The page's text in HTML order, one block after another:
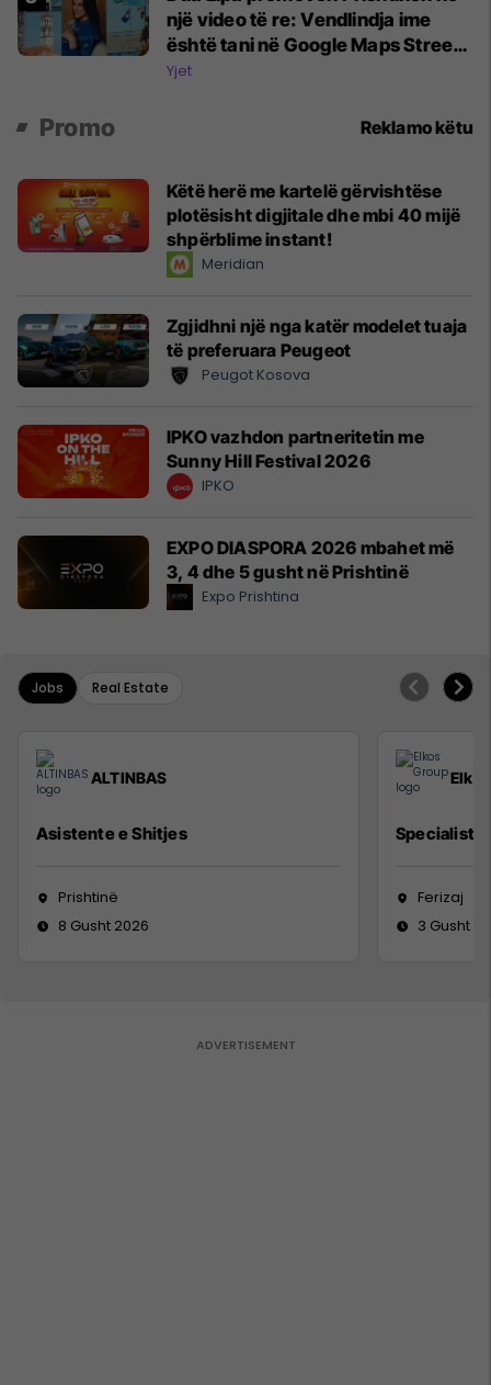
një video të re: Vendlindja ime
është tani në Google Maps Street
View
Yjet
Promo Reklamo këtu
Këtë herë me kartelë gërvishtëse
plotësisht digjitale dhe mbi 40 mijë
shpërblime instant!
Meridian
Zgjidhni një nga katër modelet tuaja
të preferuara Peugeot
Peugot Kosova
IPKO vazhdon partneritetin me
Sunny Hill Festival 2026
IPKO
EXPO DIASPORA 2026 mbahet më
3, 4 dhe 5 gusht në Prishtinë
Expo Prishtina
Jobs Real Estate
ALTINBAS
Asistente e Shitjes
Prishtinë
8 Gusht 2026
Specialist
Ferizaj
3 Gusht